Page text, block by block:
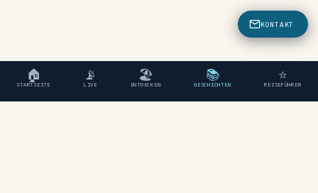
🏠
STARTSEITE
📡
LIVE
🏖
ENTDECKEN
📚
GESCHICHTEN
⭐
REISEFÜHRER
KONTAKT